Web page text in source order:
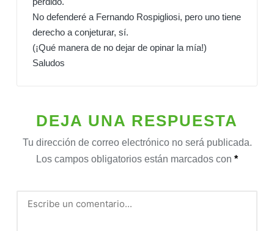
No defenderé a Fernando Rospigliosi, pero uno tiene
derecho a conjeturar, sí.
(¡Qué manera de no dejar de opinar la mía!)
Saludos
DEJA UNA RESPUESTA
Tu dirección de correo electrónico no será publicada.
Los campos obligatorios están marcados con *